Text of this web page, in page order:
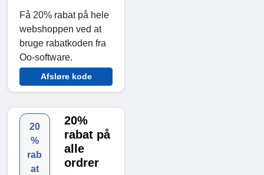
Få 20% rabat på hele
webshoppen ved at
bruge rabatkoden fra
Oo-software.
Afsløre kode
20
%
rab
at
20%
rabat på
alle
ordrer